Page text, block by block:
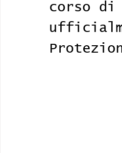
corso di